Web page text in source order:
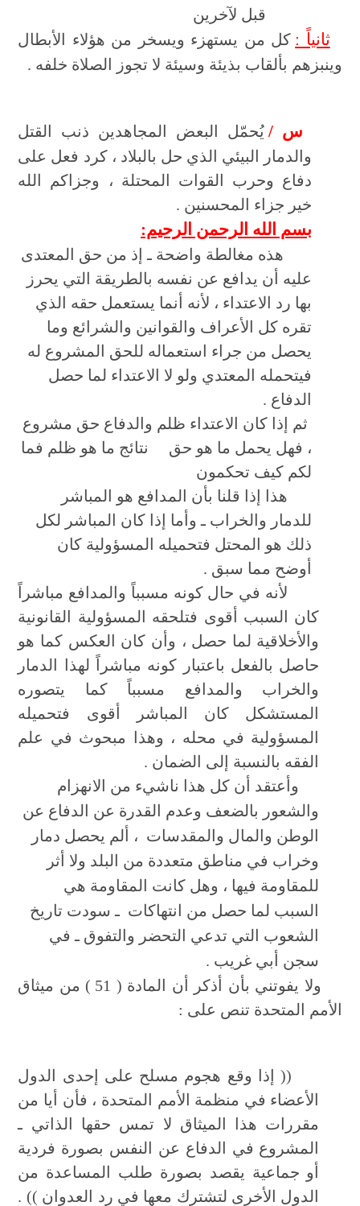
قبل لآخرين
ثانياً : كل من يستهزء ويسخر من هؤلاء الأبطال
وينبزهم بألقاب بذيئة وسيئة لا تجوز الصلاة خلفه .
س /يُحمّل البعض المجاهدين ذنب القتل
والدمار البيئي الذي حل بالبلاد ، كرد فعل على
دفاع وحرب القوات المحتلة ، وجزاكم الله
خير جزاء المحسنين .
بسم الله الرحمن الرحيم:
هذه مغالطة واضحة ـ إذ من حق المعتدى
عليه أن يدافع عن نفسه بالطريقة التي يحرز
بها رد الاعتداء ، لأنه أنما يستعمل حقه الذي
تقره كل الأعراف والقوانين والشرائع وما
يحصل من جراء استعماله للحق المشروع له
فيتحمله المعتدي ولو لا الاعتداء لما حصل
الدفاع .
ثم إذا كان الاعتداء ظلم والدفاع حق مشروع
، فهل يحمل ما هو حق
نتائج ما هو ظلم فما
لكم كيف تحكمون
هذا إذا قلنا بأن المدافع هو المباشر
للدمار والخراب ـ وأما إذا كان المباشر لكل
ذلك هو المحتل فتحميله المسؤولية كان
أوضح مما سبق .
لأنه في حال كونه مسبباً والمدافع مباشراً
كان السبب أقوى فتلحقه المسؤولية القانونية
والأخلاقية لما حصل ، وأن كان العكس كما هو
حاصل بالفعل باعتبار كونه مباشراً لهذا الدمار
والخراب والمدافع مسبباً كما يتصوره
المستشكل كان المباشر أقوى فتحميله
المسؤولية في محله ، وهذا مبحوث في علم
الفقه بالنسبة إلى الضمان .
وأعتقد أن كل هذا ناشيء من الانهزام
والشعور بالضعف وعدم القدرة عن الدفاع عن
الوطن والمال والمقدسات ، ألم يحصل دمار
وخراب في مناطق متعددة من البلد ولا أثر
للمقاومة فيها ، وهل كانت المقاومة هي
السبب لما حصل من انتهاكات ـ سودت تاريخ
الشعوب التي تدعي التحضر والتفوق ـ في
سجن أبي غريب .
ولا يفوتني بأن أذكر أن المادة ( 51 ) من ميثاق
الأمم المتحدة تنص على :
(( إذا وقع هجوم مسلح على إحدى الدول
الأعضاء في منظمة الأمم المتحدة ، فأن أيا من
مقررات هذا الميثاق لا تمس حقها الذاتي ـ
المشروع في الدفاع عن النفس بصورة فردية
أو جماعية يقصد بصورة طلب المساعدة من
الدول الأخرى لتشترك معها في رد العدوان )) .